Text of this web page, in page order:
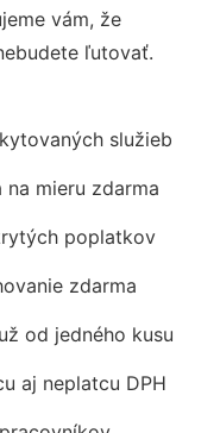
vám, že
ľutovať.
služieb
na mieru zdarma
poplatkov
zdarma
od jedného kusu
aj neplatcu DPH